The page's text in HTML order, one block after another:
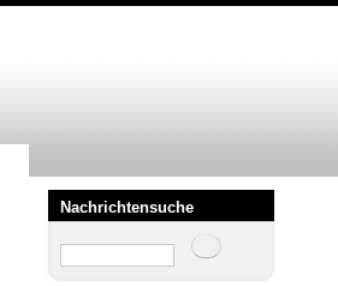
Nachrichtensuche
Suche